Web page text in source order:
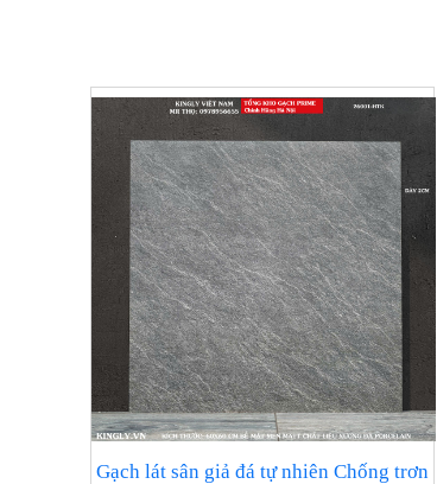
Gạch lát sân giả đá tự nhiên Chống trơn